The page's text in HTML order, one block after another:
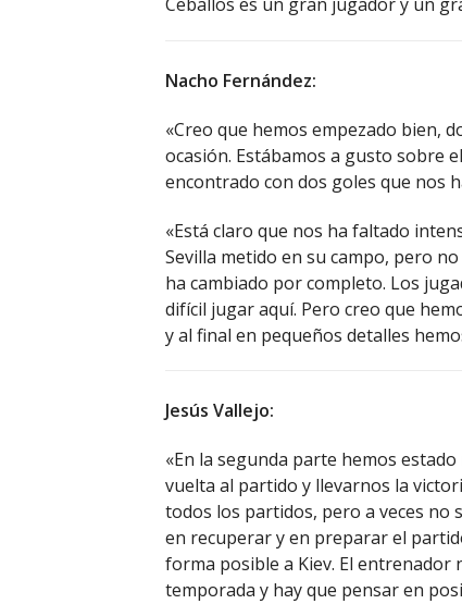
Nacho Fernández:
«Creo que hemos empezado bien,
ocasión. Estábamos a gusto sobre
encontrado con dos goles que nos
«Está claro que nos ha faltado
Sevilla metido en su campo, pero
ha cambiado por completo. Los
difícil jugar aquí. Pero creo que
y al final en pequeños detalles
Jesús Vallejo:
«En la segunda parte hemos
vuelta al partido y llevarnos la
todos los partidos, pero a veces no
en recuperar y en preparar el
forma posible a Kiev. El entrenador
temporada y hay que pensar en